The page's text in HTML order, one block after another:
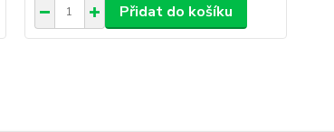
Přidat do košíku